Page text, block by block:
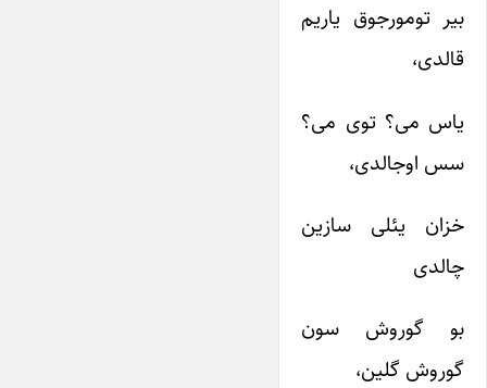
بیر تومورجوق یاریم
قالدی،
یاس می؟ توی می؟
سس اوجالدی،
خزان یئلی سازین
چالدی
بو گوروش سون
گوروش گلین،